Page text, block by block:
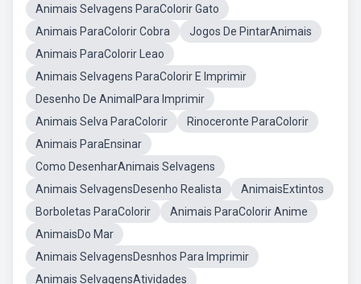
Animais Selvagens ParaColorir Gato
Animais ParaColorir Cobra
Jogos De PintarAnimais
Animais ParaColorir Leao
Animais Selvagens ParaColorir E Imprimir
Desenho De AnimalPara Imprimir
Animais Selva ParaColorir
Rinoceronte ParaColorir
Animais ParaEnsinar
Como DesenharAnimais Selvagens
Animais SelvagensDesenho Realista
AnimaisExtintos
Borboletas ParaColorir
Animais ParaColorir Anime
AnimaisDo Mar
Animais SelvagensDesnhos Para Imprimir
Animais SelvagensAtividades